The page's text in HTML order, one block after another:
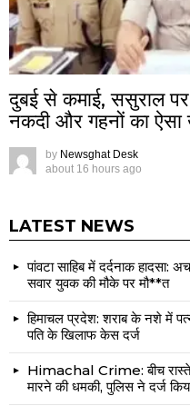
दुबई से कमाई, ससुराल
नकदी और गहनों का ऐसा
by Newsghat Desk
about 16 hours ago
LATEST NEWS
पांवटा साहिब में दर्दनाक हादसा:
सवार युवक की मौके पर मौ**त
हिमाचल प्रदेश: शराब के नशे में
पति के खिलाफ केस दर्ज
Himachal Crime: बीच रास्ते
मारने की धमकी, पुलिस ने दर्ज